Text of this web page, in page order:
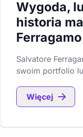
Wygoda,
historia
Ferragamo
Salvatore
swoim portfolio
Więcej